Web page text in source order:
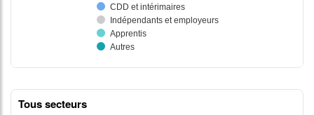
Tous secteurs